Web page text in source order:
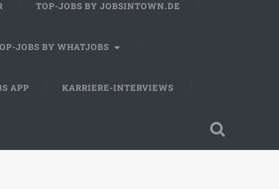
TOP-JOBS BY JOBSINTOWN.DE
JOBS BY WHATJOBS
APP KARRIERE-INTERVIEWS